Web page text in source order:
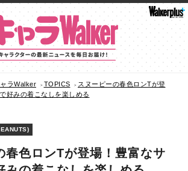
ラWalker TOPICS
スヌーピーの春色ロンTが登
好みの着こなしを楽しめる
春色ロンTが登場！豊富なサ